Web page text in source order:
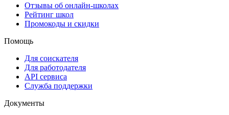
Отзывы об онлайн-школах
Рейтинг школ
Промокоды и скидки
Помощь
Для соискателя
Для работодателя
API сервиса
Служба поддержки
Документы